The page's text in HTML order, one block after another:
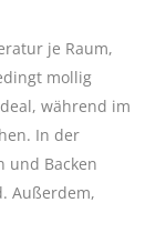
je Raum,
mollig
während im
In der
und Backen
Außerdem,